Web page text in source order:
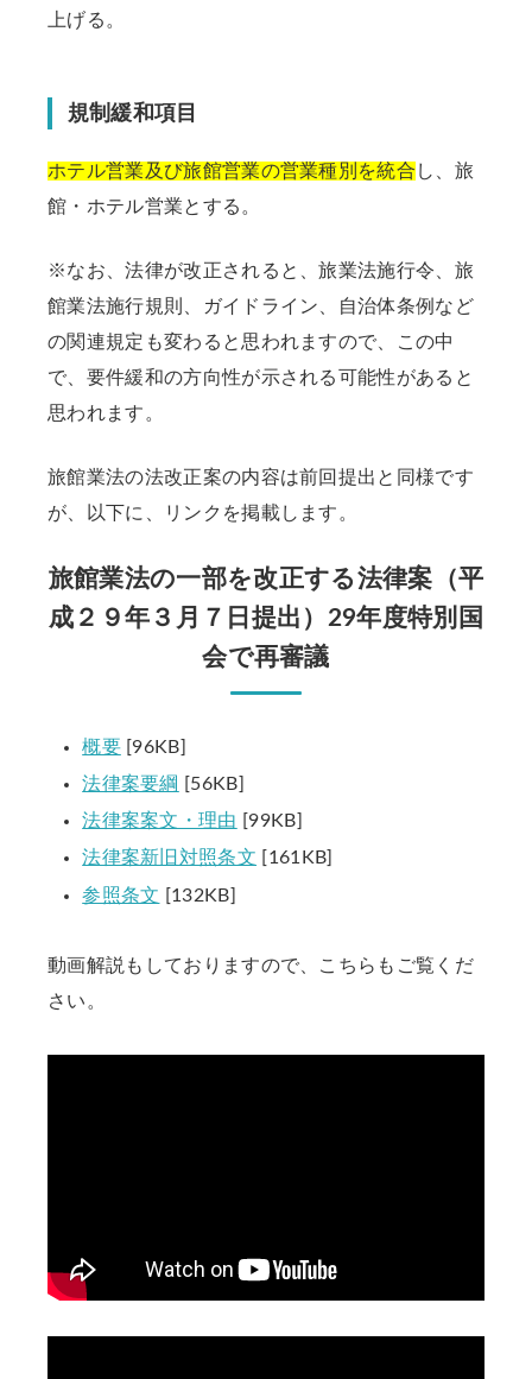
上げる。
規制緩和項目
ホテル営業及び旅館営業の営業種別を統合 し、旅
館・ホテル営業とする。
※なお、法律が改正されると、旅業法施行令、旅
館業法施行規則、ガイドライン、自治体条例など
の関連規定も変わると思われますので、この中
で、要件緩和の方向性が示される可能性があると
思われます。
旅館業法の法改正案の内容は前回提出と同様です
が、以下に、リンクを掲載します。
旅館業法の一部を改正する法律案（平
成２９年３月７日提出）29年度特別国
会で再審議
概要[96KB]
法律案要綱
[56KB]
法律案案文・理由 [99KB]
法律案新旧対照条文 [161KB]
参照条文 [132KB]
動画解説もしておりますので、こちらもご覧くだ
さい。